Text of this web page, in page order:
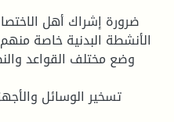
الأنشطة البدنية خاصة
وضع مختلف القواعد